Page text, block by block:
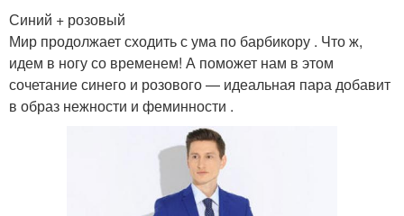
Синий + розовый
Мир продолжает сходить с ума по барбикору . Что ж,
идем в ногу со временем! А поможет нам в этом
сочетание синего и розового — идеальная пара добавит
в образ нежности и феминности .